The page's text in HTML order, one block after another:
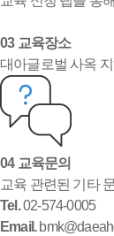
03 교육장소
대아글로벌 사옥
04 교육문의
교육 관련된 기타
Tel.02-574-0005
Email.